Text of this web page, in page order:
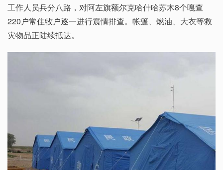
工作人员兵分八路，对阿左旗额尔克哈什哈苏木8个嘎查
220户常住牧户逐一进行震情排查。帐篷、燃油、大衣等救
灾物品正陆续抵达。